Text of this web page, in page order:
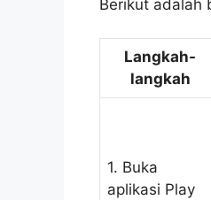
Berikut adalah
Langkah-
langkah
1. Buka
aplikasi Play